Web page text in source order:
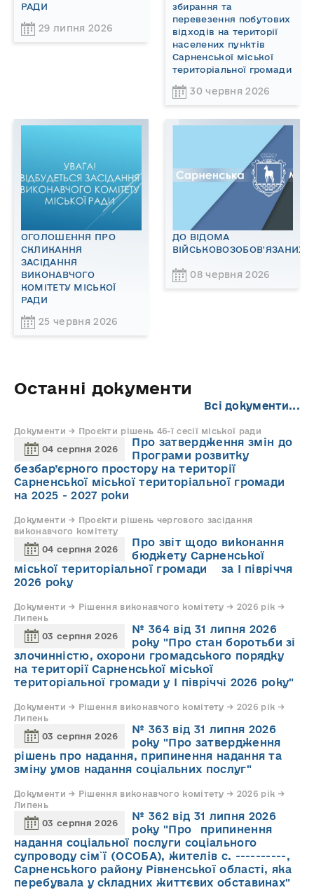
РАДИ
29 липня 2026
збирання та
перевезення побутових
відходів на території
населених пунктів
Сарненської міської
територіальної громади
30 червня 2026
ОГОЛОШЕННЯ ПРО
СКЛИКАННЯ
ЗАСІДАННЯ
ВИКОНАВЧОГО
КОМІТЕТУ МІСЬКОЇ
РАДИ
25 червня 2026
ДО ВІДОМА
ВІЙСЬКОВОЗОБОВ'ЯЗАНИХ!
08 червня 2026
Останні документи
Всі документи...
Документи → Проєкти рішень 46-ї сесії міської ради
04 серпня 2026
Про затвердження змін до
Програми розвитку
безбар’єрного простору на території
Сарненської міської територіальної громади
на 2025 - 2027 роки
Документи → Проєкти рішень чергового засідання
виконавчого комітету
04 серпня 2026
Про звіт щодо виконання
бюджету Сарненської
міської територіальної громади за І півріччя
2026 року
Документи → Рішення виконавчого комітету → 2026 рік →
Липень
03 серпня 2026
№ 364 від 31 липня 2026
року "Про стан боротьби зі
злочинністю, охорони громадського порядку
на території Сарненської міської
територіальної громади у І півріччі 2026 року"
Документи → Рішення виконавчого комітету → 2026 рік →
Липень
03 серпня 2026
№ 363 від 31 липня 2026
року "Про затвердження
рішень про надання, припинення надання та
зміну умов надання соціальних послуг"
Документи → Рішення виконавчого комітету → 2026 рік →
Липень
03 серпня 2026
№ 362 від 31 липня 2026
року "Про припинення
надання соціальної послуги соціального
супроводу cім`ї (ОСОБА), жителів с. ----------,
Сарненського району Рівненської області, яка
перебувала у складних життєвих обставинах"